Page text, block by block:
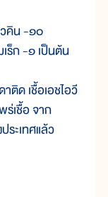
คิน -๑๐
ก -๑ เป็นต้น
ด เชื้อเอชไอวี
ร่เชื้อ จาก
ระเทศแล้ว